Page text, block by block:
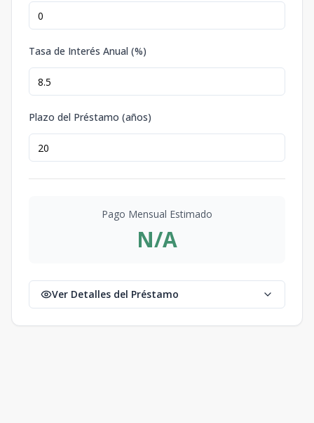
Tasa de Interés Anual (%)
Plazo del Préstamo (años)
Pago Mensual Estimado
N/A
Ver Detalles del Préstamo